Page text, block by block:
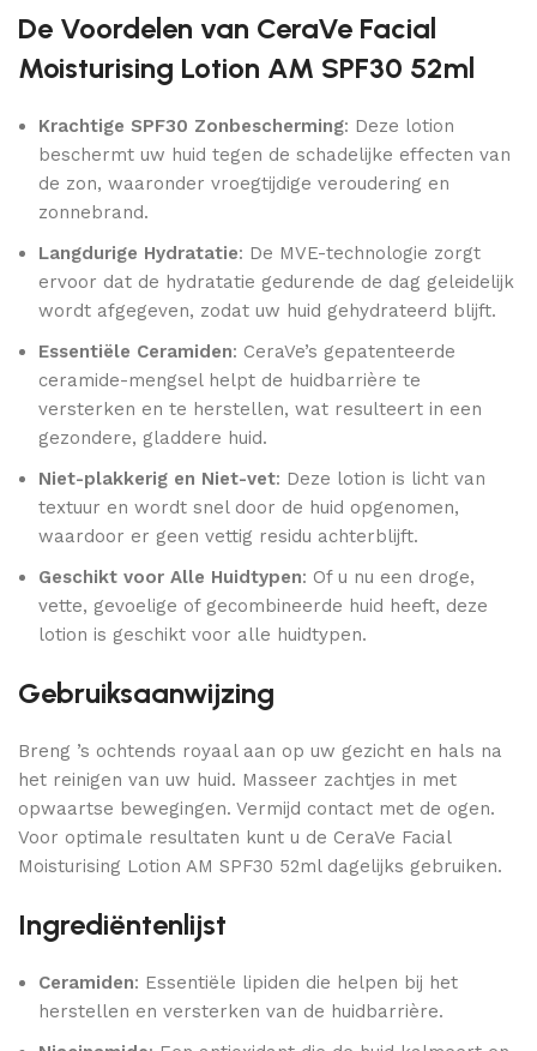
De Voordelen van CeraVe Facial
Moisturising Lotion AM SPF30 52ml
Krachtige SPF30 Zonbescherming: Deze lotion
beschermt uw huid tegen de schadelijke effecten van
de zon, waaronder vroegtijdige veroudering en
zonnebrand.
Langdurige Hydratatie: De MVE-technologie zorgt
ervoor dat de hydratatie gedurende de dag geleidelijk
wordt afgegeven, zodat uw huid gehydrateerd blijft.
Essentiële Ceramiden: CeraVe’s gepatenteerde
ceramide-mengsel helpt de huidbarrière te
versterken en te herstellen, wat resulteert in een
gezondere, gladdere huid.
Niet-plakkerig en Niet-vet: Deze lotion is licht van
textuur en wordt snel door de huid opgenomen,
waardoor er geen vettig residu achterblijft.
Geschikt voor Alle Huidtypen: Of u nu een droge,
vette, gevoelige of gecombineerde huid heeft, deze
lotion is geschikt voor alle huidtypen.
Gebruiksaanwijzing
Breng ’s ochtends royaal aan op uw gezicht en hals na
het reinigen van uw huid. Masseer zachtjes in met
opwaartse bewegingen. Vermijd contact met de ogen.
Voor optimale resultaten kunt u de CeraVe Facial
Moisturising Lotion AM SPF30 52ml dagelijks gebruiken.
Ingrediëntenlijst
Ceramiden: Essentiële lipiden die helpen bij het
herstellen en versterken van de huidbarrière.